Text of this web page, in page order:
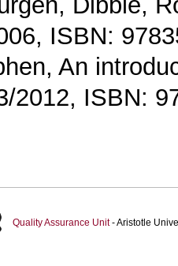
ISBN:
An
2012, ISBN:
Quality Assurance Unit- Aristotle